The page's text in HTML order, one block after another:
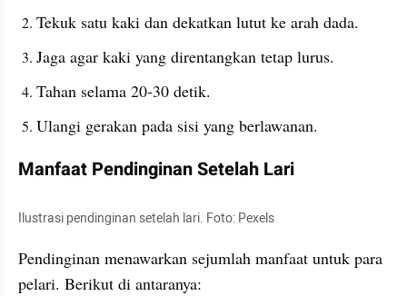
Tekuk satu kaki dan dekatkan lutut ke arah dada.
Jaga agar kaki yang direntangkan tetap lurus.
Tahan selama 20-30 detik.
Ulangi gerakan pada sisi yang berlawanan.
Manfaat Pendinginan Setelah Lari
Ilustrasi pendinginan setelah lari. Foto: Pexels
Pendinginan menawarkan sejumlah manfaat untuk para
pelari. Berikut di antaranya: